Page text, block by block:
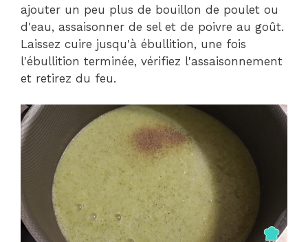
ajouter un peu plus de bouillon de poulet ou
d'eau, assaisonner de sel et de poivre au goût.
Laissez cuire jusqu'à ébullition, une fois
l'ébullition terminée, vérifiez l'assaisonnement
et retirez du feu.